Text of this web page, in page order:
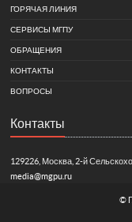
ГОРЯЧАЯ ЛИНИЯ
СЕРВИСЫ МГПУ
ОБРАЩЕНИЯ
КОНТАКТЫ
ВОПРОСЫ
Контакты
129226, Москва, 2-й
media@mgpu.ru
©